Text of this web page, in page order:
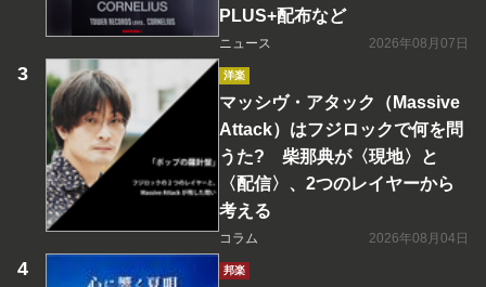
PLUS+配布など
ニュース 2026年08月07日
洋楽
マッシヴ・アタック（Massive
Attack）はフジロックで何を問
うた? 柴那典が〈現地〉と
〈配信〉、2つのレイヤーから
考える
コラム 2026年08月04日
邦楽